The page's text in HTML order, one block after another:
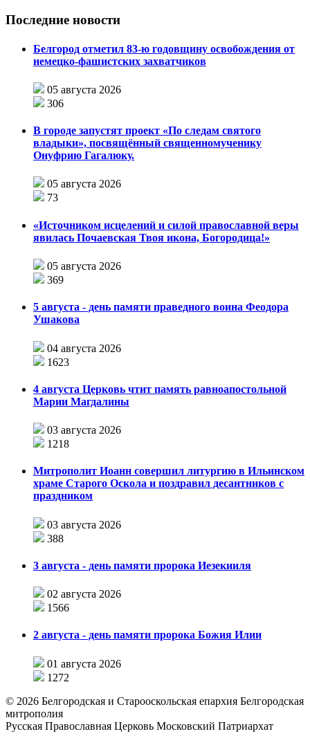
Последние новости
Белгород отметил 83-ю годовщину освобождения от
немецко-фашистских захватчиков
05 августа 2026
306
В городе запустят проект «По следам святого
владыки», посвящённый священномученику
Онуфрию Гагалюку.
05 августа 2026
73
«Источником исцелений и силой православной веры
явилась Почаевская Твоя икона, Богородица!»
05 августа 2026
369
5 августа - день памяти праведного воина Феодора
Ушакова
04 августа 2026
1623
4 августа Церковь чтит память равноапостольной
Марии Магдалины
03 августа 2026
1218
Митрополит Иоанн совершил литургию в Ильинском
храме Старого Оскола и поздравил десантников с
праздником
03 августа 2026
388
3 августа - день памяти пророка Иезекииля
02 августа 2026
1566
2 августа - день памяти пророка Божия Илии
01 августа 2026
1272
© 2026 Белгородская и Старооскольская епархия Белгородская
митрополия
Русская Православная Церковь Московский Патриархат